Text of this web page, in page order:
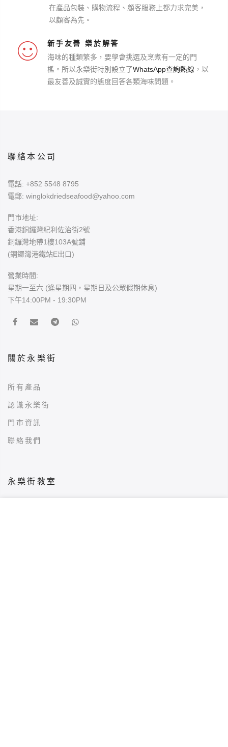
在產品包裝、購物流程、顧客服務上都力求完美，
以顧客為先。
新手友善 樂於解答
海味的種類繁多，要學會挑選及烹煮有一定的門
檻。所以永樂街特別設立了WhatsApp查詢熱線 ，以
最友善及誠實的態度回答各類海味問題。
聯絡本公司
電話: +852 5548 8795
電郵: winglokdriedseafood@yahoo.com
門市地址:
香港銅鑼灣紀利佐治街2號
銅鑼灣地帶1樓103A號鋪
(銅鑼灣港鐵站E出口)
營業時間:
星期一至六 (逄星期四，星期日及公眾假期休息)
下午14:00PM - 19:30PM
關於永樂街
所有產品
認識永樂街
門市資訊
聯絡我們
永樂街教室